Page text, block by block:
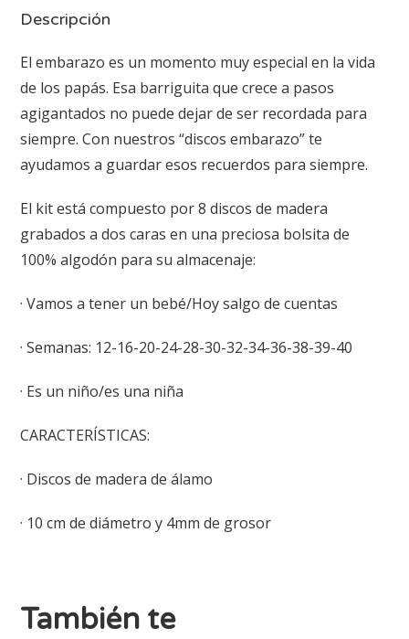
Descripción
El embarazo es un momento muy especial en la vida
de los papás. Esa barriguita que crece a pasos
agigantados no puede dejar de ser recordada para
siempre. Con nuestros “discos embarazo” te
ayudamos a guardar esos recuerdos para siempre.
El kit está compuesto por 8 discos de madera
grabados a dos caras en una preciosa bolsita de
100% algodón para su almacenaje:
· Vamos a tener un bebé/Hoy salgo de cuentas
· Semanas: 12-16-20-24-28-30-32-34-36-38-39-40
· Es un niño/es una niña
CARACTERÍSTICAS:
· Discos de madera de álamo
· 10 cm de diámetro y 4mm de grosor
También te